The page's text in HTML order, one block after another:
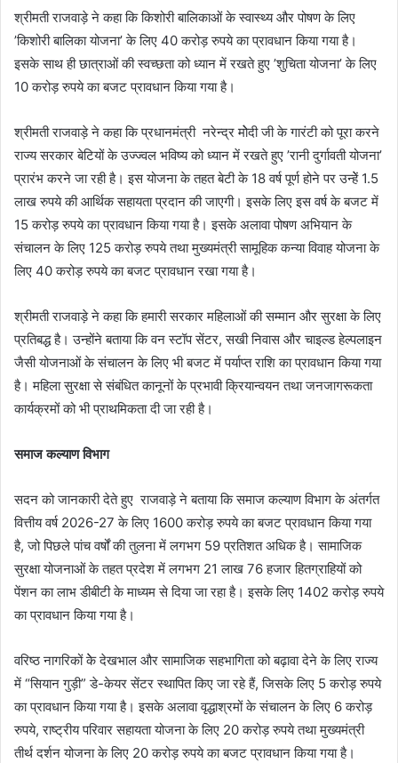
श्रीमती राजवाड़े ने कहा कि किशोरी बालिकाओं के स्वास्थ्य और पोषण के लिए
’किशोरी बालिका योजना’ के लिए 40 करोड़ रुपये का प्रावधान किया गया है।
इसके साथ ही छात्राओं की स्वच्छता को ध्यान में रखते हुए ’शुचिता योजना’ के लिए
10 करोड़ रुपये का बजट प्रावधान किया गया है।
श्रीमती राजवाड़े ने कहा कि प्रधानमंत्री नरेन्द्र मोेदी जी के गारंटी को पूरा करने
राज्य सरकार बेटियों के उज्ज्वल भविष्य को ध्यान में रखते हुए ’रानी दुर्गावती योजना’
प्रारंभ करने जा रही है। इस योजना के तहत बेटी के 18 वर्ष पूर्ण होने पर उन्हेें 1.5
लाख रुपये की आर्थिक सहायता प्रदान की जाएगी। इसके लिए इस वर्ष के बजट में
15 करोड़ रुपये का प्रावधान किया गया है। इसके अलावा पोषण अभियान के
संचालन के लिए 125 करोड़ रुपये तथा मुख्यमंत्री सामूहिक कन्या विवाह योजना के
लिए 40 करोड़ रुपये का बजट प्रावधान रखा गया है।
श्रीमती राजवाड़े ने कहा कि हमारी सरकार महिलाओं की सम्मान और सुरक्षा के लिए
प्रतिबद्ध है। उन्होंने बताया कि वन स्टॉप सेंटर, सखी निवास और चाइल्ड हेल्पलाइन
जैसी योजनाओं के संचालन के लिए भी बजट में पर्याप्त राशि का प्रावधान किया गया
है। महिला सुरक्षा से संबंधित कानूनों के प्रभावी क्रियान्वयन तथा जनजागरूकता
कार्यक्रमों को भी प्राथमिकता दी जा रही है।
समाज कल्याण विभाग
सदन को जानकारी देते हुए राजवाड़े ने बताया कि समाज कल्याण विभाग के अंतर्गत
वित्तीय वर्ष 2026-27 के लिए 1600 करोड़ रुपये का बजट प्रावधान किया गया
है, जो पिछले पांच वर्षों की तुलना में लगभग 59 प्रतिशत अधिक है। सामाजिक
सुरक्षा योजनाओं के तहत प्रदेश में लगभग 21 लाख 76 हजार हितग्राहियों को
पेंशन का लाभ डीबीटी के माध्यम से दिया जा रहा है। इसके लिए 1402 करोड़ रुपये
का प्रावधान किया गया है।
वरिष्ठ नागरिकों केे देखभाल और सामाजिक सहभागिता को बढ़ावा देने के लिए राज्य
में “सियान गुड़ी” डे-केयर सेंटर स्थापित किए जा रहे हैं, जिसके लिए 5 करोड़ रुपये
का प्रावधान किया गया है। इसके अलावा वृद्धाश्रमों के संचालन के लिए 6 करोड़
रुपये, राष्ट्रीय परिवार सहायता योजना के लिए 20 करोड़ रुपये तथा मुख्यमंत्री
तीर्थ दर्शन योजना के लिए 20 करोड़ रुपये का बजट प्रावधान किया गया है।